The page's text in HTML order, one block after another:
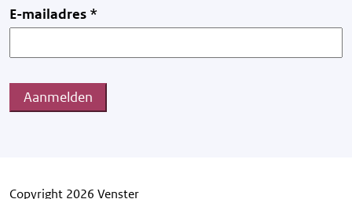
E-mailadres *
Aanmelden
Copyright 2026 Venster